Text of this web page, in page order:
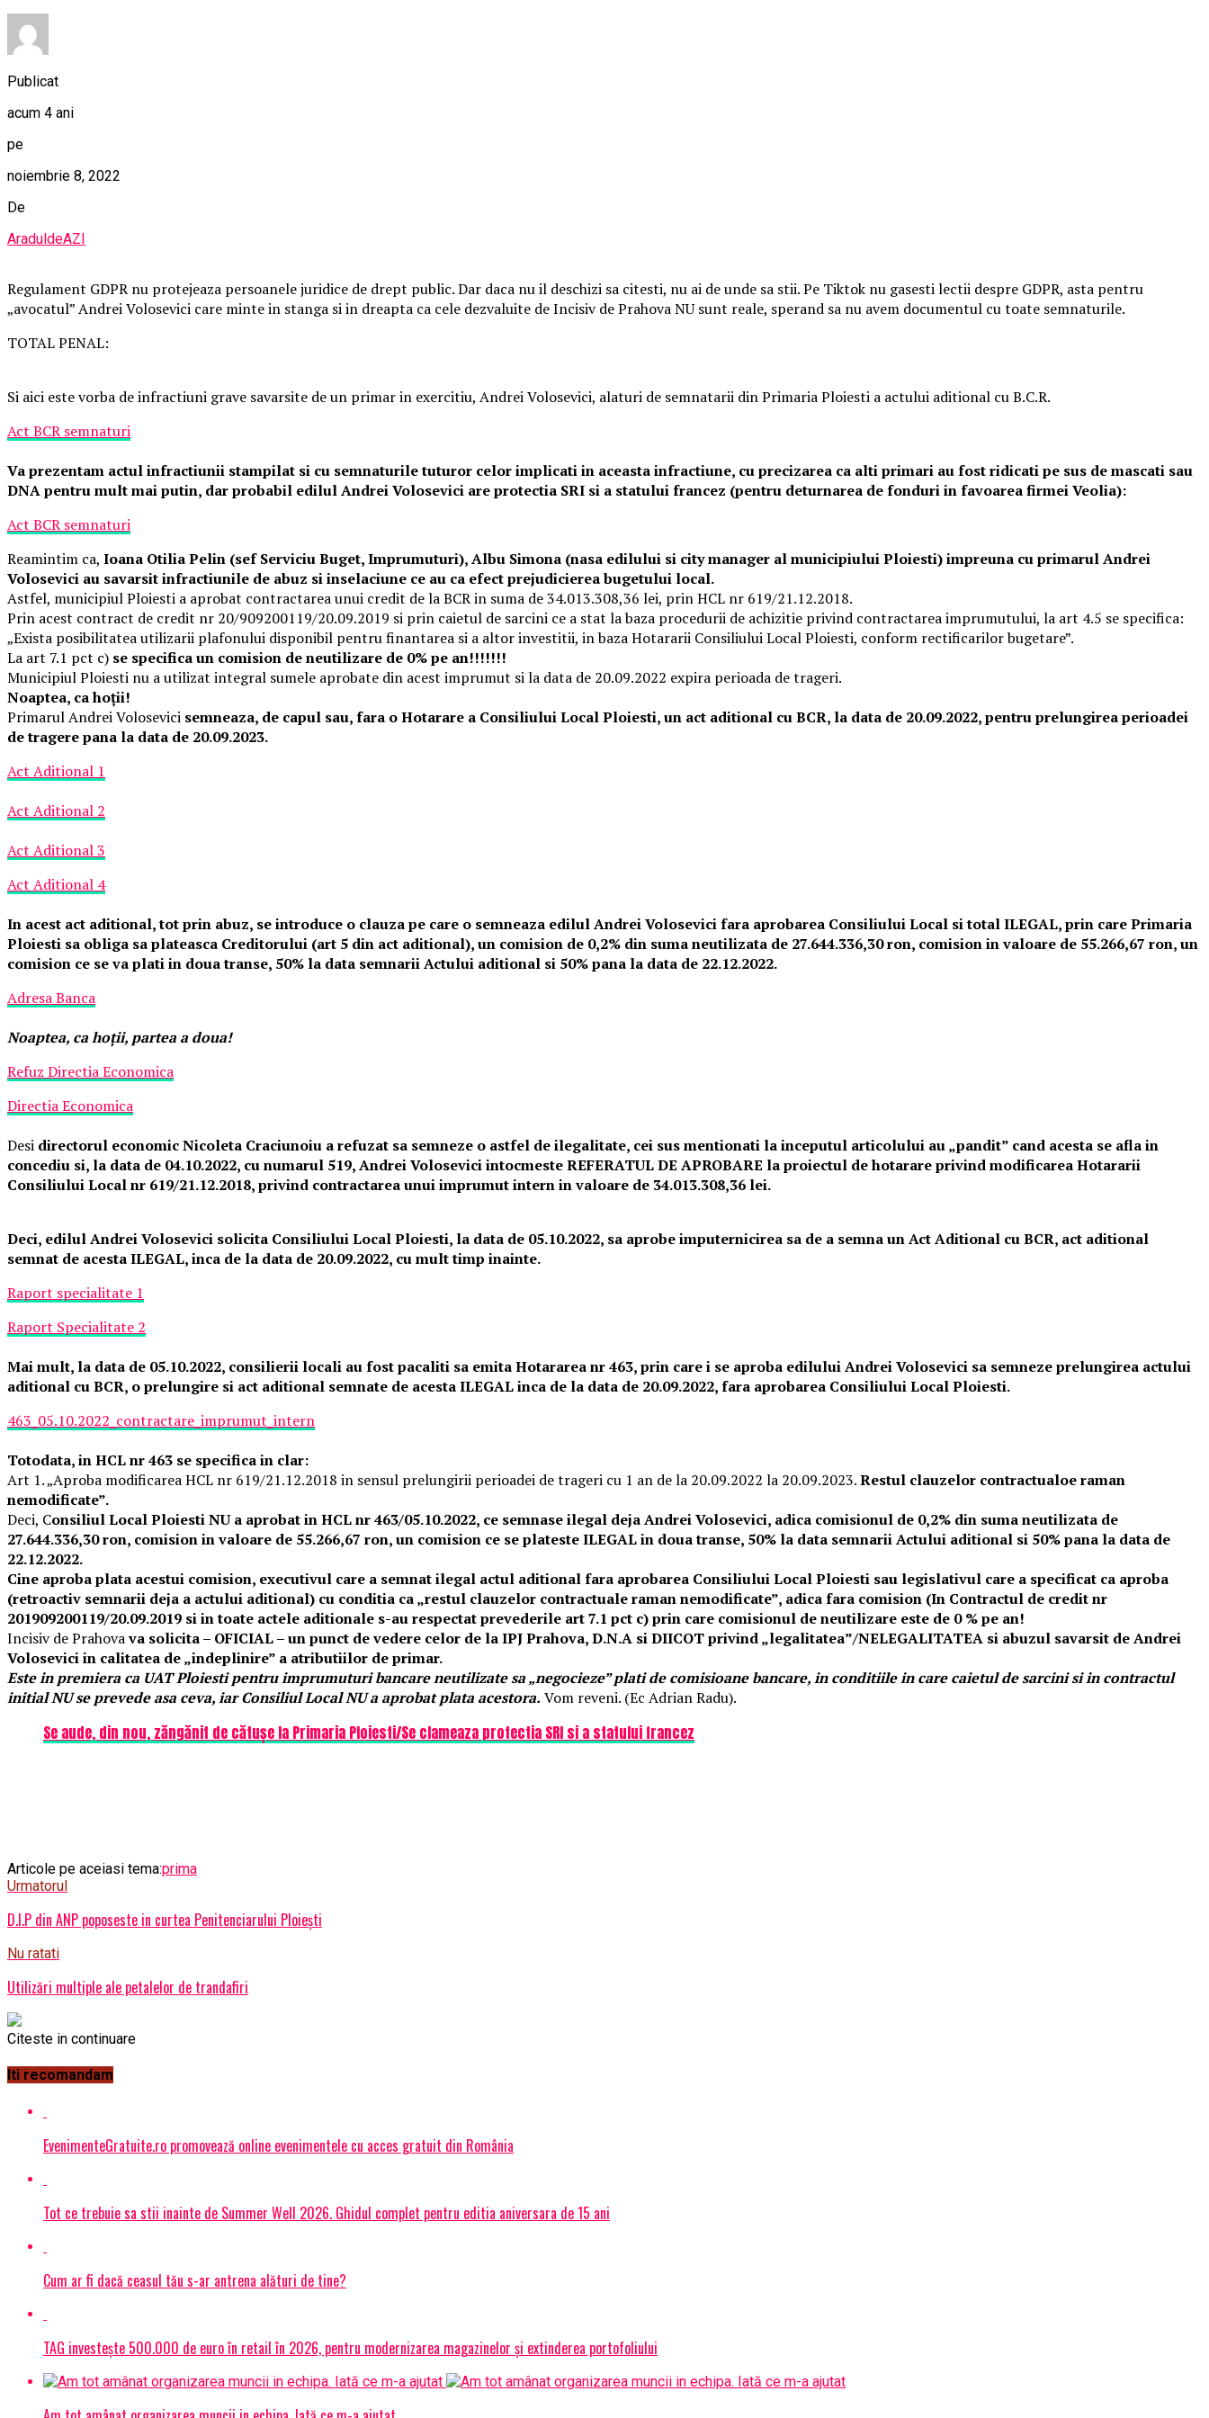
Publicat
acum 4 ani
pe
noiembrie 8, 2022
De
AraduldeAZI
Regulament GDPR nu protejeaza persoanele juridice de drept public. Dar daca nu il deschizi sa citesti, nu ai de unde sa stii. Pe Tiktok nu gasesti lectii despre GDPR, asta pentru
„avocatul” Andrei Volosevici care minte in stanga si in dreapta ca cele dezvaluite de Incisiv de Prahova NU sunt reale, sperand sa nu avem documentul cu toate semnaturile.
TOTAL PENAL:
Si aici este vorba de infractiuni grave savarsite de un primar in exercitiu, Andrei Volosevici, alaturi de semnatarii din Primaria Ploiesti a actului aditional cu B.C.R.
Act BCR semnaturi
Va prezentam actul infractiunii stampilat si cu semnaturile tuturor celor implicati in aceasta infractiune, cu precizarea ca alti primari au fost ridicati pe sus de mascati sau
DNA pentru mult mai putin, dar probabil edilul Andrei Volosevici are protectia SRI si a statului francez (pentru deturnarea de fonduri in favoarea firmei Veolia):
Act BCR semnaturi
Reamintim ca, Ioana Otilia Pelin (sef Serviciu Buget, Imprumuturi), Albu Simona (nasa edilului si city manager al municipiului Ploiesti) impreuna cu primarul Andrei
Volosevici au savarsit infractiunile de abuz si inselaciune ce au ca efect prejudicierea bugetului local.
Astfel, municipiul Ploiesti a aprobat contractarea unui credit de la BCR in suma de 34.013.308,36 lei, prin HCL nr 619/21.12.2018.
Prin acest contract de credit nr 20/909200119/20.09.2019 si prin caietul de sarcini ce a stat la baza procedurii de achizitie privind contractarea imprumutului, la art 4.5 se specifica:
„Exista posibilitatea utilizarii plafonului disponibil pentru finantarea si a altor investitii, in baza Hotararii Consiliului Local Ploiesti, conform rectificarilor bugetare”.
La art 7.1 pct c) se specifica un comision de neutilizare de 0% pe an!!!!!!!
Municipiul Ploiesti nu a utilizat integral sumele aprobate din acest imprumut si la data de 20.09.2022 expira perioada de trageri.
Noaptea, ca hoţii!
Primarul Andrei Volosevici semneaza, de capul sau, fara o Hotarare a Consiliului Local Ploiesti, un act aditional cu BCR, la data de 20.09.2022, pentru prelungirea perioadei
de tragere pana la data de 20.09.2023.
Act Aditional 1
Act Aditional 2
Act Aditional 3
Act Aditional 4
In acest act aditional, tot prin abuz, se introduce o clauza pe care o semneaza edilul Andrei Volosevici fara aprobarea Consiliului Local si total ILEGAL, prin care Primaria
Ploiesti sa obliga sa plateasca Creditorului (art 5 din act aditional), un comision de 0,2% din suma neutilizata de 27.644.336,30 ron, comision in valoare de 55.266,67 ron, un
comision ce se va plati in doua transe, 50% la data semnarii Actului aditional si 50% pana la data de 22.12.2022.
Adresa Banca
Noaptea, ca hoţii, partea a doua!
Refuz Directia Economica
Directia Economica
Desi directorul economic Nicoleta Craciunoiu a refuzat sa semneze o astfel de ilegalitate, cei sus mentionati la inceputul articolului au „pandit” cand acesta se afla in
concediu si, la data de 04.10.2022, cu numarul 519, Andrei Volosevici intocmeste REFERATUL DE APROBARE la proiectul de hotarare privind modificarea Hotararii
Consiliului Local nr 619/21.12.2018, privind contractarea unui imprumut intern in valoare de 34.013.308,36 lei.
Deci, edilul Andrei Volosevici solicita Consiliului Local Ploiesti, la data de 05.10.2022, sa aprobe imputernicirea sa de a semna un Act Aditional cu BCR, act aditional
semnat de acesta ILEGAL, inca de la data de 20.09.2022, cu mult timp inainte.
Raport specialitate 1
Raport Specialitate 2
Mai mult, la data de 05.10.2022, consilierii locali au fost pacaliti sa emita Hotararea nr 463, prin care i se aproba edilului Andrei Volosevici sa semneze prelungirea actului
aditional cu BCR, o prelungire si act aditional semnate de acesta ILEGAL inca de la data de 20.09.2022, fara aprobarea Consiliului Local Ploiesti.
463_05.10.2022_contractare_imprumut_intern
Totodata, in HCL nr 463 se specifica in clar:
Art 1. „Aproba modificarea HCL nr 619/21.12.2018 in sensul prelungirii perioadei de trageri cu 1 an de la 20.09.2022 la 20.09.2023.Restul clauzelor contractualoe raman
nemodificate”.
Deci, Consiliul Local Ploiesti NU a aprobat in HCL nr 463/05.10.2022, ce semnase ilegal deja Andrei Volosevici, adica comisionul de 0,2% din suma neutilizata de
27.644.336,30 ron, comision in valoare de 55.266,67 ron, un comision ce se plateste ILEGAL in doua transe, 50% la data semnarii Actului aditional si 50% pana la data de
22.12.2022.
Cine aproba plata acestui comision, executivul care a semnat ilegal actul aditional fara aprobarea Consiliului Local Ploiesti sau legislativul care a specificat ca aproba
(retroactiv semnarii deja a actului aditional) cu conditia ca „restul clauzelor contractuale raman nemodificate”, adica fara comision (In Contractul de credit nr
201909200119/20.09.2019 si in toate actele aditionale s-au respectat prevederile art 7.1 pct c) prin care comisionul de neutilizare este de 0 % pe an!
Incisiv de Prahovava solicita – OFICIAL – un punct de vedere celor de la IPJ Prahova, D.N.A si DIICOT privind „legalitatea”/NELEGALITATEA si abuzul savarsit de Andrei
Volosevici in calitatea de „indeplinire” a atributiilor de primar.
Este in premiera ca UAT Ploiesti pentru imprumuturi bancare neutilizate sa „negocieze” plati de comisioane bancare, in conditiile in care caietul de sarcini si in contractul
initial NU se prevede asa ceva, iar Consiliul Local NU a aprobat plata acestora. Vom reveni. (Ec Adrian Radu).
Se aude, din nou, zăngănit de cătușe la Primaria Ploiesti/Se clameaza protectia SRI si a statului francez
Articole pe aceiasi tema:prima
Urmatorul
D.I.P din ANP poposeste in curtea Penitenciarului Ploieşti
Nu ratati
Utilizări multiple ale petalelor de trandafiri
Citeste in continuare
Iti recomandam
EvenimenteGratuite.ro promovează online evenimentele cu acces gratuit din România
Tot ce trebuie sa stii inainte de Summer Well 2026. Ghidul complet pentru editia aniversara de 15 ani
Cum ar fi dacă ceasul tău s-ar antrena alături de tine?
TAG investește 500.000 de euro în retail în 2026, pentru modernizarea magazinelor și extinderea portofoliului